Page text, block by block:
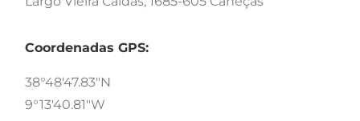
Coordenadas GPS:
38°48'47.83"N
9°13'40.81"W